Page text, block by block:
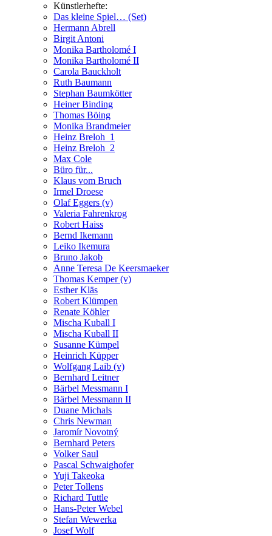
Künstlerhefte:
Das kleine Spiel… (Set)
Hermann Abrell
Birgit Antoni
Monika Bartholomé I
Monika Bartholomé II
Carola Bauckholt
Ruth Baumann
Stephan Baumkötter
Heiner Binding
Thomas Böing
Monika Brandmeier
Heinz Breloh_1
Heinz Breloh_2
Max Cole
Büro für...
Klaus vom Bruch
Irmel Droese
Olaf Eggers (v)
Valeria Fahrenkrog
Robert Haiss
Bernd Ikemann
Leiko Ikemura
Bruno Jakob
Anne Teresa De Keersmaeker
Thomas Kemper (v)
Esther Kläs
Robert Klümpen
Renate Köhler
Mischa Kuball I
Mischa Kuball II
Susanne Kümpel
Heinrich Küpper
Wolfgang Laib (v)
Bernhard Leitner
Bärbel Messmann I
Bärbel Messmann II
Duane Michals
Chris Newman
Jaromír Novotný
Bernhard Peters
Volker Saul
Pascal Schwaighofer
Yuji Takeoka
Peter Tollens
Richard Tuttle
Hans-Peter Webel
Stefan Wewerka
Josef Wolf